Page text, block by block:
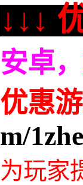
↓↓↓
安卓
优惠
m/1zhe
为玩家